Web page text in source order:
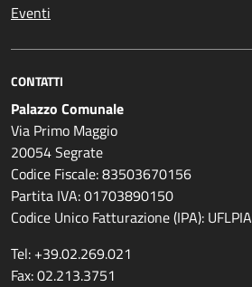
Eventi
CONTATTI
Palazzo Comunale
Via Primo Maggio
20054 Segrate
Codice Fiscale: 83503670156
Partita IVA: 01703890150
Codice Unico Fatturazione (IPA): UFLPIA
Tel: +39.02.269.021
Fax: 02.213.3751